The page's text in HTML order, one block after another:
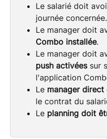
Le salarié doit
journée concernée.
Le manager doit
Combo installée.
Le manager doit
push activées sur
l'application
Le manager
le contrat du
Le planning doit